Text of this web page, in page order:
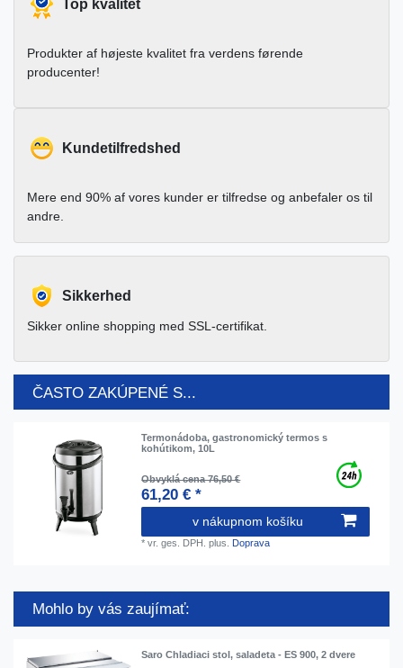
Top kvalitet
Produkter af højeste kvalitet fra verdens førende
producenter!
Kundetilfredshed
Mere end 90% af vores kunder er tilfredse og anbefaler os til
andre.
Sikkerhed
Sikker online shopping med SSL-certifikat.
ČASTO ZAKÚPENÉ S...
Termonádoba, gastronomický termos s
kohútikom, 10L
Obvyklá cena 76,50 €
61,20 € *
v nákupnom košíku
*vr. ges. DPH. plus. Doprava
Mohlo by vás zaujímať:
Saro Chladiaci stol, saladeta - ES 900, 2 dvere